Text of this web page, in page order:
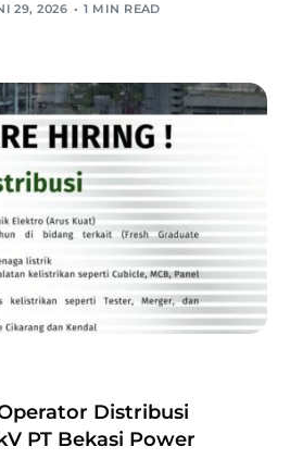
29, 2026 1 MIN READ
Distribusi
PT Bekasi Power